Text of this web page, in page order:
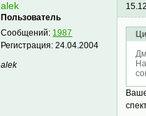
alek
Пользователь
Сообщений: 1987
Регистрация:24.04.2004
alek